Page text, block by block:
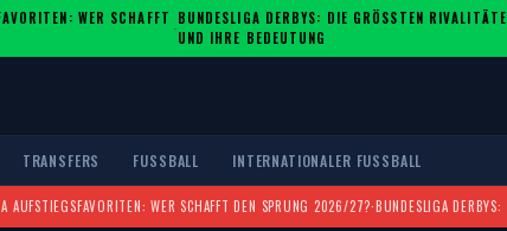
WER SCHAFFT
·
BUNDESLIGA DERBYS: DIE GRÖSSTEN RIVALITÄTEN
ND IHRE BEDEUTUNG
TRANSFERS FUSSBALL INTERNATIONALER FUSSBALL
AUFSTIEGSFAVORITEN: WER SCHAFFT DEN SPRUNG 2026/27?·BUNDESLIGA